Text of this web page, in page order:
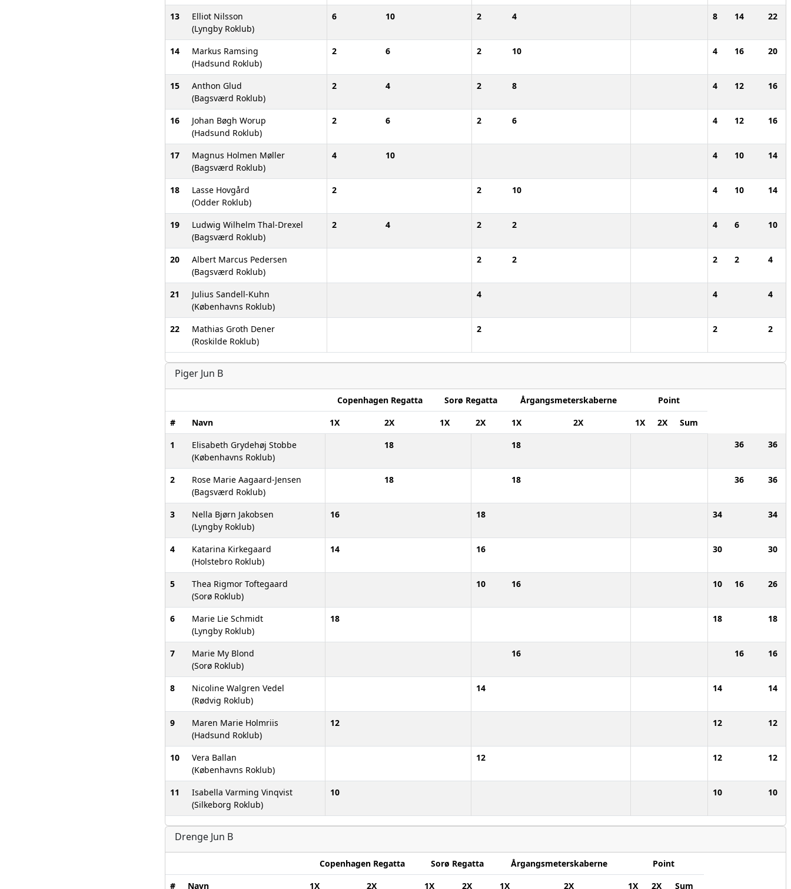
13
Elliot Nilsson
(Lyngby Roklub)
6 10 2 4 8 14 22
14
Markus Ramsing
(Hadsund Roklub)
2 6 2 10 4 16 20
15
Anthon Glud
(Bagsværd Roklub)
2 4 2 8 4 12 16
16
Johan Bøgh Worup
(Hadsund Roklub)
2 6 2 6 4 12 16
17
Magnus Holmen Møller
(Bagsværd Roklub)
4 10 4 10 14
18
Lasse Hovgård
(Odder Roklub)
2 2 10 4 10 14
19
Ludwig Wilhelm Thal-Drexel
(Bagsværd Roklub)
2 4 2 2 4 6 10
20
Albert Marcus Pedersen
(Bagsværd Roklub)
2 2 2 2 4
21
Julius Sandell-Kuhn
(Københavns Roklub)
4 4 4
22
Mathias Groth Dener
(Roskilde Roklub)
2 2 2
Piger Jun B
Copenhagen Regatta Sorø Regatta Årgangsmeterskaberne
Point
#
Navn 1X 2X 1X 2X 1X 2X 1X 2X
Sum
1
Elisabeth Grydehøj Stobbe
(Københavns Roklub)
18 18 36 36
2
Rose Marie Aagaard-Jensen
(Bagsværd Roklub)
18 18 36 36
3
Nella Bjørn Jakobsen
(Lyngby Roklub)
16 18 34 34
4
Katarina Kirkegaard
(Holstebro Roklub)
14 16 30 30
5
Thea Rigmor Toftegaard
(Sorø Roklub)
10 16 10 16 26
6
Marie Lie Schmidt
(Lyngby Roklub)
18 18 18
7
Marie My Blond
(Sorø Roklub)
16 16 16
8
Nicoline Walgren Vedel
(Rødvig Roklub)
14 14 14
9
Maren Marie Holmriis
(Hadsund Roklub)
12 12 12
10
Vera Ballan
(Københavns Roklub)
12 12 12
11
Isabella Varming Vinqvist
(Silkeborg Roklub)
10 10 10
Drenge Jun B
Copenhagen Regatta Sorø Regatta Årgangsmeterskaberne
Point
#
Navn 1X 2X 1X 2X 1X 2X 1X 2X Sum